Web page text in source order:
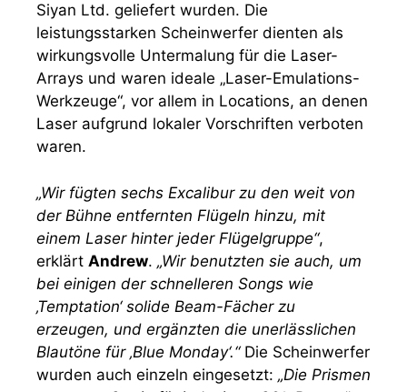
Siyan Ltd. geliefert wurden. Die
leistungsstarken Scheinwerfer dienten als
wirkungsvolle Untermalung für die Laser-
Arrays und waren ideale „Laser-Emulations-
Werkzeuge“, vor allem in Locations, an denen
Laser aufgrund lokaler Vorschriften verboten
waren.
„Wir fügten sechs Excalibur zu den weit von
der Bühne entfernten Flügeln hinzu, mit
einem Laser hinter jeder Flügelgruppe“,
erklärt Andrew. „Wir benutzten sie auch, um
bei einigen der schnelleren Songs wie
‚Temptation‘ solide Beam-Fächer zu
erzeugen, und ergänzten die unerlässlichen
Blautöne für ‚Blue Monday‘.“Die Scheinwerfer
wurden auch einzeln eingesetzt: „Die Prismen